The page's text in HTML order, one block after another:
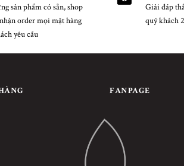
sản phẩm có sẵn, shop
order mọi mặt hàng
yêu cầu
Giải đáp
quý khách
FANPAGE